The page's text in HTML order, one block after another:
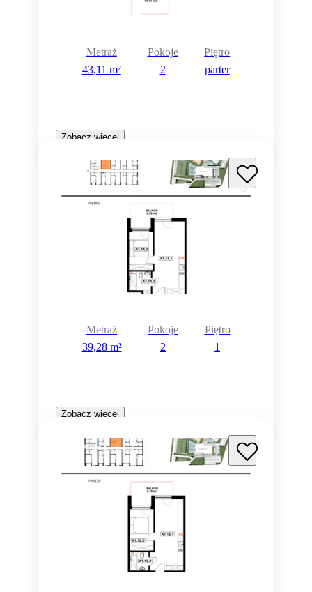
Metraż
43,11 m²
Pokoje
2
Piętro
parter
Zobacz więcej
Metraż
39,28 m²
Pokoje
2
Piętro
1
Zobacz więcej